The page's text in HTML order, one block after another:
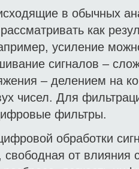
в обычных
как
усиление
сигналов –
– делением на
чисел. Для
фильтры.
обработки
свободная от влияния